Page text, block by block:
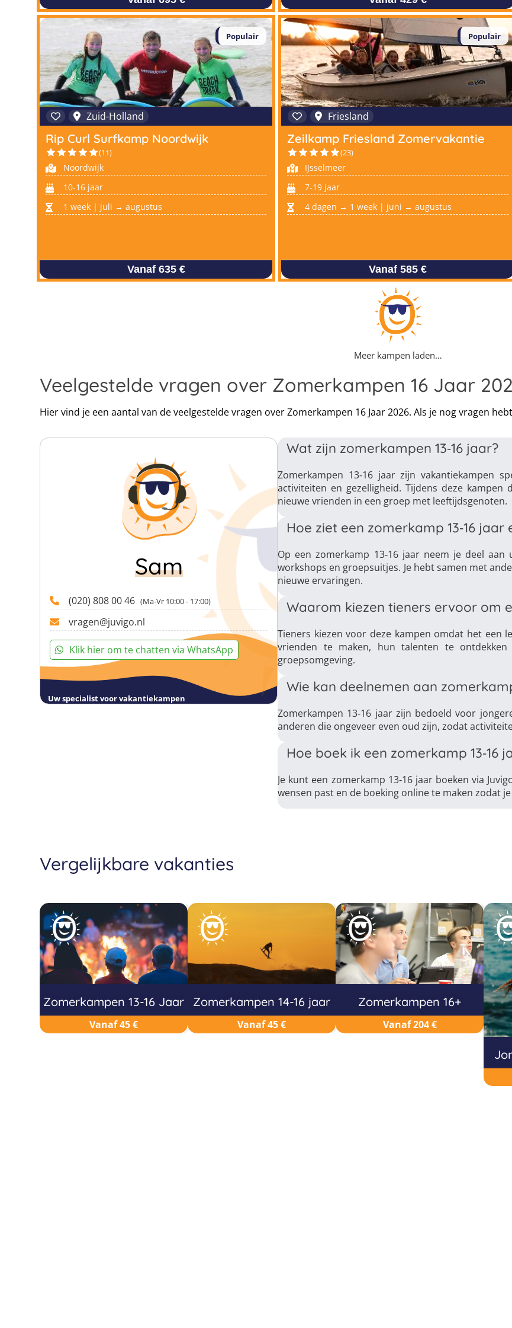
Populair
Zuid-Holland
Rip Curl Surfkamp Noordwijk
(11)
Noordwijk
10-16 jaar
1 week | juli → augustus
Vanaf 635 €
Populair
Friesland
Zeilkamp Friesland Zomervakantie
(23)
IJsselmeer
7-19 jaar
4 dagen → 1 week | juni → augustus
Vanaf 585 €
Meer kampen laden…
Veelgestelde vragen over Zomerkampen 16 Jaar
Hier vind je een aantal van de veelgestelde vragen over Zomerkampen 16 Jaar 2026. Als je nog vragen
Sam
(020) 808 00 46 (Ma-Vr 10:00 - 17:00)
vragen@juvigo.nl
Klik hier om te chatten via WhatsApp
Uw specialist voor vakantiekampen
Wat zijn zomerkampen 13‑16 jaar?
Zomerkampen 13‑16 jaar zijn vakantiekampen
activiteiten en gezelligheid. Tijdens deze
nieuwe vrienden in een groep met leeftijdsgenoten.
Hoe ziet een zomerkamp 13‑16 jaar
Op een zomerkamp 13‑16 jaar neem je deel
workshops en groepsuitjes. Je hebt samen met
nieuwe ervaringen.
Waarom kiezen tieners ervoor om
Tieners kiezen voor deze kampen omdat het een
vrienden te maken, hun talenten te
groepsomgeving.
Wie kan deelnemen aan
Zomerkampen 13‑16 jaar zijn bedoeld voor
anderen die ongeveer even oud zijn, zodat
Hoe boek ik een zomerkamp 13‑16
Je kunt een zomerkamp 13‑16 jaar boeken via
wensen past en de boeking online te maken zodat
Vergelijkbare vakanties
Zomerkampen 13-16 Jaar
Vanaf 45 €
Zomerkampen 14-16 jaar
Vanaf 45 €
Zomerkampen 16+
Vanaf 204 €